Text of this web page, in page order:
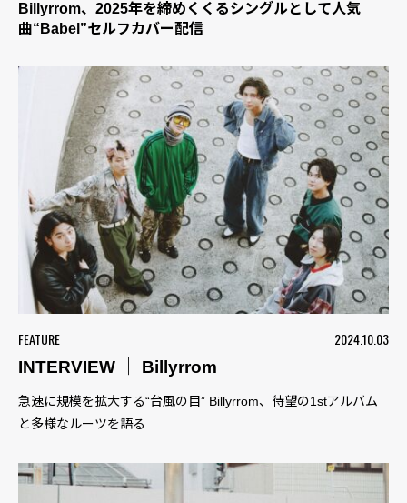
Billyrrom、2025年を締めくくるシングルとして人気
曲“Babel”セルフカバー配信
FEATURE
2024.10.03
INTERVIEW ｜ Billyrrom
急速に規模を拡大する“台風の目” Billyrrom、待望の1stアルバム
と多様なルーツを語る